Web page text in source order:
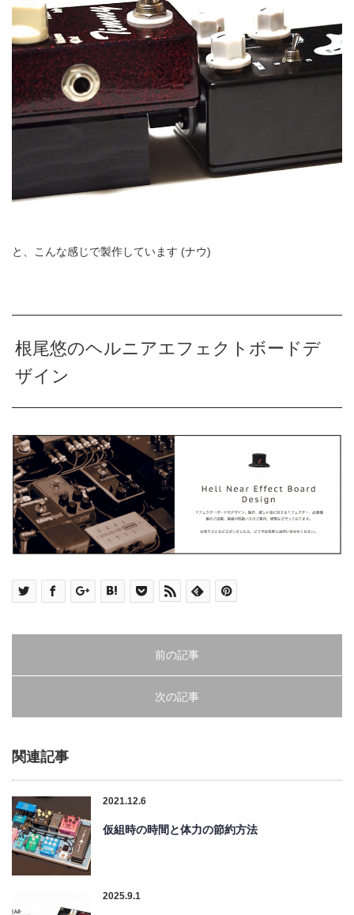
と、こんな感じで製作しています (ナウ)
根尾悠のヘルニアエフェクトボードデ
ザイン
前の記事
次の記事
関連記事
2021.12.6
仮組時の時間と体力の節約方法
2025.9.1